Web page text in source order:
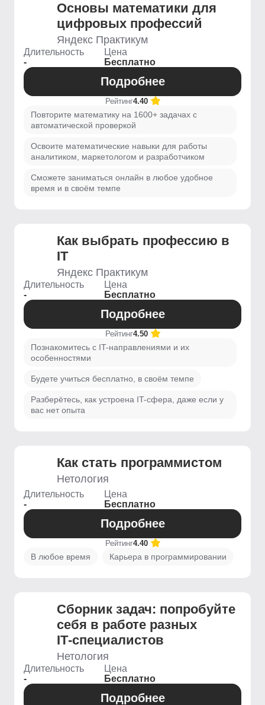
Основы математики для
цифровых профессий
Яндекс Практикум
Длительность
-
Цена
Бесплатно
Подробнее
Рейтинг4.40
Повторите математику на 1600+ задачах с
автоматической проверкой
Освоите математические навыки для работы
аналитиком, маркетологом и разработчиком
Сможете заниматься онлайн в любое удобное
время и в своём темпе
Как выбрать профессию в
IT
Яндекс Практикум
Длительность
-
Цена
Бесплатно
Подробнее
Рейтинг4.50
Познакомитесь с IT-направлениями и их
особенностями
Будете учиться бесплатно, в своём темпе
Разберётесь, как устроена IT-сфера, даже если у
вас нет опыта
Как стать программистом
Нетология
Длительность
-
Цена
Бесплатно
Подробнее
Рейтинг4.40
В любое время Карьера в программировании
Сборник задач: попробуйте
себя в работе разных
IT‑специалистов
Нетология
Длительность
-
Цена
Бесплатно
Подробнее